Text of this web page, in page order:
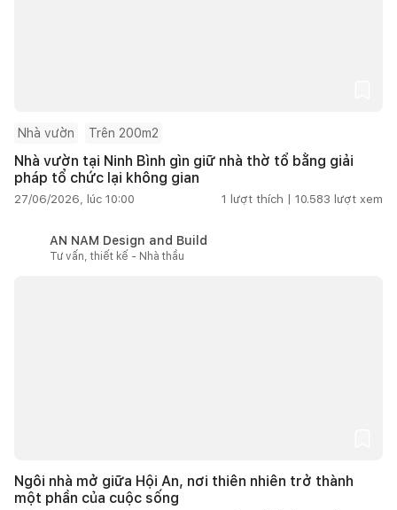
Nhà vườn Trên 200m2
Nhà vườn tại Ninh Bình gìn giữ nhà thờ tổ bằng giải
pháp tổ chức lại không gian
27/06/2026, lúc 10:00 1 lượt thích | 10.583 lượt xem
AN NAM Design and Build
Tư vấn, thiết kế - Nhà thầu
Ngôi nhà mở giữa Hội An, nơi thiên nhiên trở thành
một phần của cuộc sống